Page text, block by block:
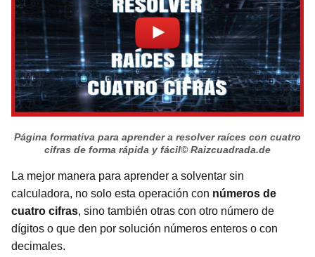
Página formativa para aprender a resolver raíces con cuatro
cifras de forma rápida y fácil© Raizcuadrada.de
La mejor manera para aprender a solventar sin
calculadora, no solo esta operación con números de
cuatro cifras, sino también otras con otro número de
dígitos o que den por solución números enteros o con
decimales.